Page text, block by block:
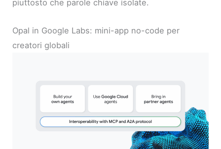
piuttosto che parole chiave isolate.
Opal in Google Labs: mini-app no-code per
creatori globali